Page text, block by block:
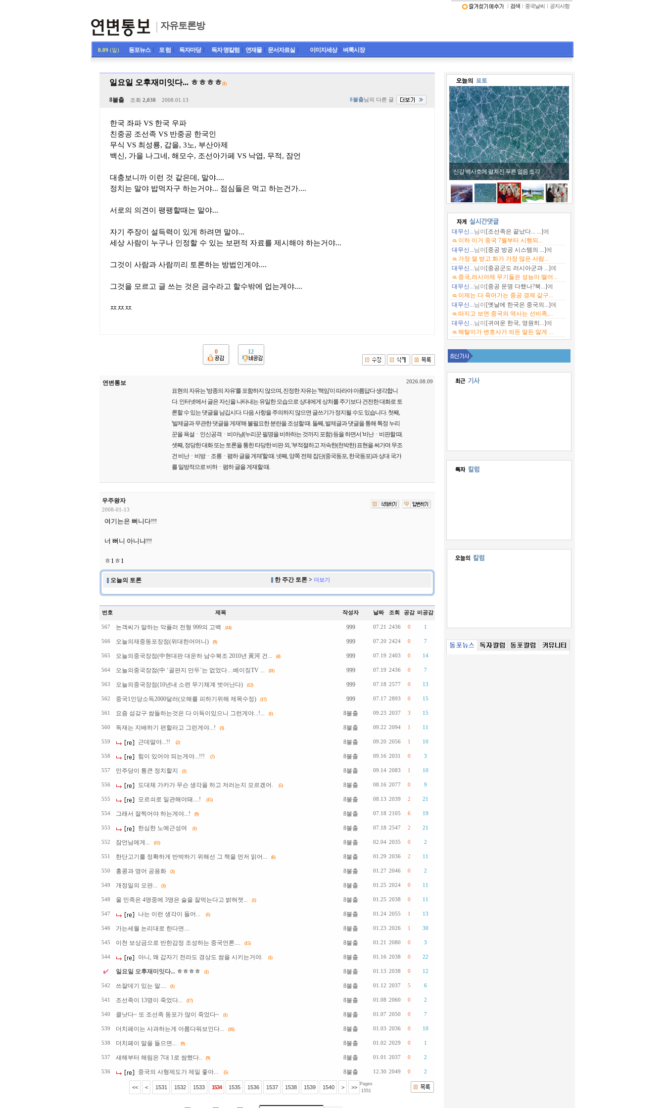
자유토론방
검색 중국날씨 공지사항
8.09 (일) 동포뉴스ㅣ 포 럼 독자마당ㅣ 독자 명칼럼 연재물ㅣ 문서자료실 이미지세상ㅣ 벼룩시장
일요일 오후재미잇다... ㅎㅎㅎㅎ (1)
8불출 조회 2,038 2008.01.13 8불출님의 다른 글
한국 좌파 VS 한국 우파
친중공 조선족 VS 반중공 한국인
무식 VS 최성룡, 갑을, 3노, 부산아제
백신, 가을 나그네, 해모수, 조선아가페 VS 낙엽, 무적, 잠언
대충보니까 이런 것 같은데, 말야....
정치는 말야 밥먹자구 하는거야... 점심들은 먹고 하는건가....
서로의 의견이 팽팽할때는 말야...
자기 주장이 설득력이 있게 하려면 말야...
세상 사람이 누구나 인정할 수 있는 보편적 자료를 제시해야 하는거야...
그것이 사람과 사람끼리 토론하는 방법인게야....
그것을 모르고 글 쓰는 것은 금수라고 할수밖에 업는게야....
ㅉㅉㅉ
0 12
연변통보
표현의 자유는 '방종의 자유'를 포함하지 않으며, 진정한 자유는 '책임'이 따라야 아름답다 생각합니
다. 인터넷에서 글은 자신을 나타내는 유일한 모습으로 상대에게 상처를 주기보다 건전한 대화로 토
론할 수 있는 댓글을 남깁시다. 다음 사항을 주의하지 않으면 글쓰기가 정지될 수도 있습니다. 첫째,
'발제글과 무관한 댓글을 게재'해 불필요한 분란을 조성할 때. 둘째, 발제글과 댓글을 통해 특정 누리
꾼을 욕설ㆍ인신공격ㆍ비아냥(누리꾼 필명을 비하하는 것까지 포함) 등을 하면서 '비난ㆍ비판할 때.
셋째, 정당한 대화 또는 토론을 통한 타당한 비판 외, '부적절하고 저속한(천박한) 표현을 써가며 무조
건 비난ㆍ비방ㆍ조롱ㆍ폄하 글을 게재'할 때. 넷째, 양쪽 전체 집단(중국동포, 한국동포)과 상대 국가
를 일방적으로 비하ㆍ폄하 글을 게재할 때.
2026.08.09
우주왕자
2008-01-13
여기는은 뻐니다!!!
너 뻐니 아니냐!!!
ㅎ1ㅎ1
오늘의 토론 한 주간 토론 > 더보기
번호 제목 작성자 날짜 조회 공감 비공감
567 논객씨가 말하는 악플러 전형 999의 고백 (14) 999 07.21 2436 0 1
566 오늘의재중동포장점(위대한어머니) (9) 999 07.20 2424 0 7
565 오늘의중국장점(中현대판 대운하 남수북조 2010년 黃河 건... (4) 999 07.19 2403 0 14
564 오늘의중국장점(中 ‘골판지 만두’는 없었다…베이징TV ... (11) 999 07.19 2436 0 7
563 오늘의중국장점(10년내 소련 무기체계 벗어난다) (12) 999 07.18 2577 0 13
562 중국1인당소득2000달러(오해를 피하기위해 제목수정) (17) 999 07.17 2893 0 15
561 요즘 섬갖구 쌈들하는것은 다 이득이있으니 그런게야...!... (1) 8불출 09.23 2037 3 15
560 독재는 지배하기 편할라고 그런게야...! (3) 8불출 09.22 2094 1 11
559 근데말야...!! (2) 8불출 09.20 2056 1 10
558 힘이 있어야 되는게야...!!! (7) 8불출 09.16 2031 0 3
557 민주당이 통큰 정치할지 (1) 8불출 09.14 2083 1 10
556 도대체 가카가 무슨 생각을 하고 저러는지 모르겠어. (5) 8불출 08.16 2077 0 9
555 모르쇠로 일관해야돼....! (15) 8불출 08.13 2039 2 21
554 그래서 잘찍어야 하는게야...! (9) 8불출 07.18 2105 6 19
553 한심한 노예근성여 (1) 8불출 07.18 2547 2 21
552 잠언님에게... (11) 8불출 02.04 2035 0 2
551 한단고기를 정확하게 반박하기 위해선 그 책을 먼저 읽어... (6) 8불출 01.29 2036 2 11
550 홍콩과 영어 공용화 (3) 8불출 01.27 2046 0 2
549 개정일의 오판... (3) 8불출 01.25 2024 0 11
548 울 민족은 4명중에 3명은 술을 잘먹는다고 밝혀졋... (1) 8불출 01.25 2038 0 11
547 나는 이런 생각이 들어... (1) 8불출 01.24 2055 1 13
546 가는세월 논리대로 한다면.... 8불출 01.23 2026 1 30
545 이천 보상금으로 반한감정 조성하는 중국언론.... (15) 8불출 01.21 2080 0 3
544 아니, 왜 갑자기 전라도 경상도 쌈을 시키는거야. (1) 8불출 01.16 2038 0 22
일요일 오후재미잇다... ㅎㅎㅎㅎ (1) 8불출 01.13 2038 0 12
542 쓰잘데기 있는 말.... (1) 8불출 01.12 2037 5 6
541 조선족이 13명이 죽었다... (17) 8불출 01.08 2060 0 2
540 클낫다~ 또 조선족 동포가 많이 죽었다~ (1) 8불출 01.07 2050 0 7
539 더치페이는 사과하는게 아름다워보인다... (16) 8불출 01.03 2036 0 10
538 더치페이 말을 들으면... (9) 8불출 01.02 2029 0 1
537 새해부터 해림은 7대 1로 쌈했다.. (9) 8불출 01.01 2037 0 2
536 중국의 사형제도가 제일 좋아... (5) 8불출 12.30 2049 0 2
<< < 1531 1532 1533 1534 1535 1536 1537 1538 1539 1540 > >>
Pages
1551
어린이들 호랑이 모자 쓰고 '활짝'
대무신...님이 [조선족은 끝났다... ...]에
이하 이거 중국 7월부터 시행되...
대무신...님이 [중공 방공 시스템의 ...]에
가장 열 받고 화가 가장 많은 사람...
대무신...님이 [중공군도 러시아군과 ...]에
중국,러시아제 무기들은 성능이 떨어...
대무신...님이 [중공 운명 다했나?북...]에
이제는 다 죽어가는 중공 경제 같구...
대무신...님이 [옛날에 한국은 중국의...]에
따지고 보면 중국의 역사는 선비족,...
대무신...님이 [귀여운 한국, 영원히...]에
해탈이가 변호사가 되든 말든 알게 ...